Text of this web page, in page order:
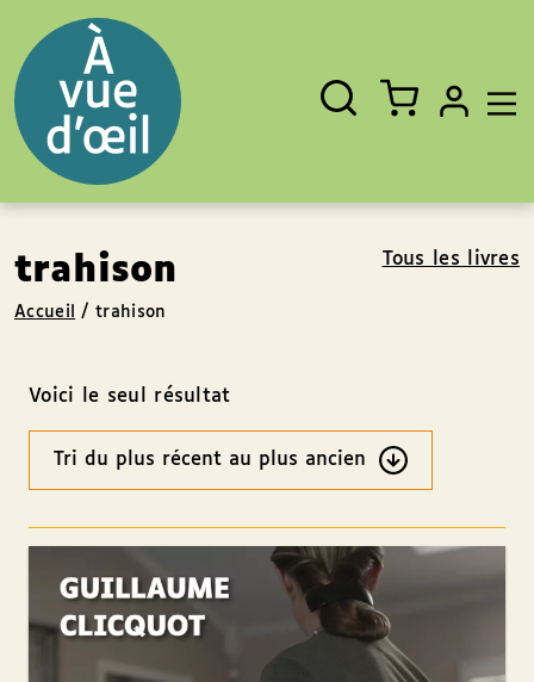
Fermer
Rechercher
un
livre,
un
auteur,
un
EAN
trahison Tous les livres
Accueil /trahison
Voici le seul résultat
Ordre